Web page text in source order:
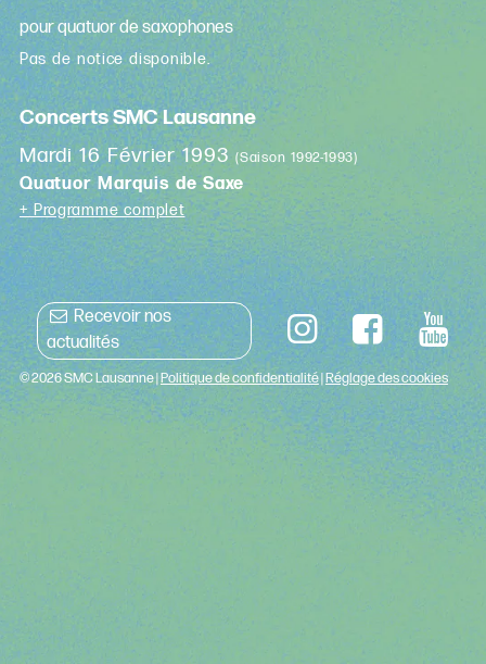
pour quatuor de saxophones
Pas de notice disponible.
Concerts SMC Lausanne
Mardi 16 Février 1993 (Saison 1992-1993)
Quatuor Marquis de Saxe
+ Programme complet
Recevoir nos
actualités
© 2026 SMC Lausanne |Politique de confidentialité|Réglage des cookies